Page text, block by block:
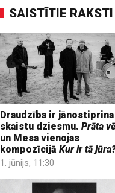
SAISTĪTIE RAKSTI
Draudzība ir jānostiprina
skaistu dziesmu. Prāta
un Mesa vienojas
kompozīcijā Kur ir tā
1. jūnijs, 11:30